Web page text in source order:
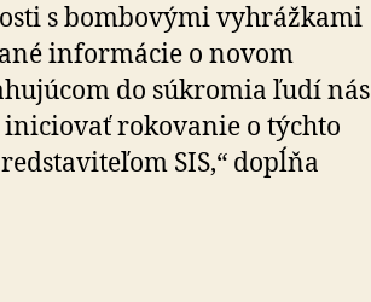
s bombovými vyhrážkami
informácie o novom
do súkromia ľudí nás
rokovanie o týchto
SIS,“ dopĺňa